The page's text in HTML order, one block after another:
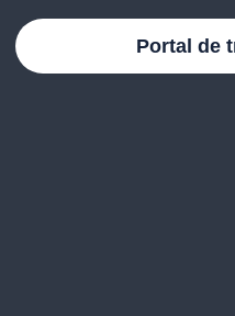
Portal de